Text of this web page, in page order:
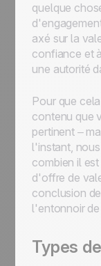
quelque
axé sur la
confiance et
une autorité
Pour que
contenu que
pertinent –
l'instant,
combien il
d'offre de
conclusion
l'entonnoir
Types